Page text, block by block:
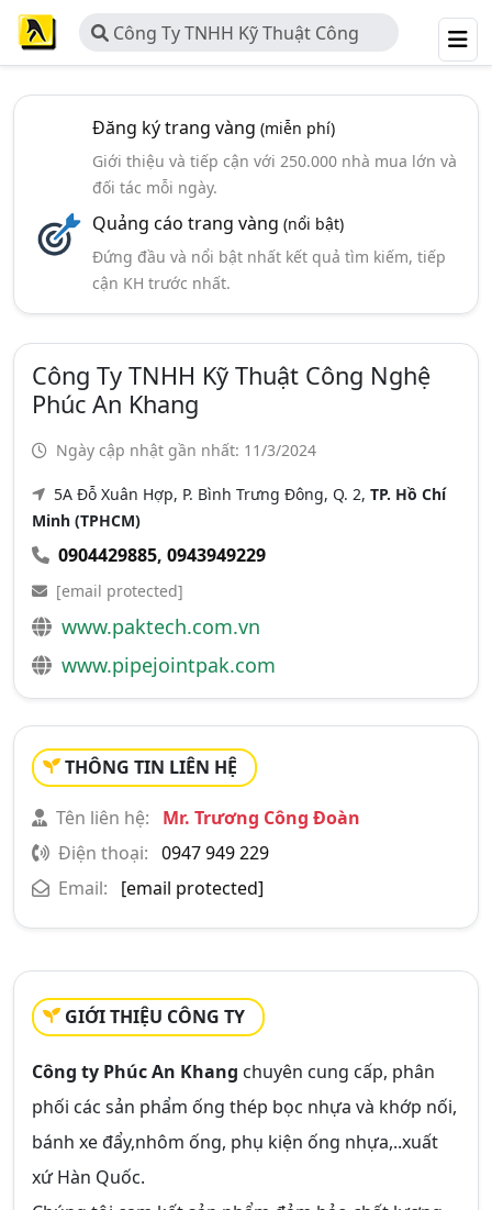
Công Ty TNHH Kỹ Thuật Công
Nghệ Phúc An Khang
Đăng ký trang vàng (miễn phí)
Giới thiệu và tiếp cận với 250.000 nhà mua lớn và
đối tác mỗi ngày.
Quảng cáo trang vàng (nổi bật)
Đứng đầu và nổi bật nhất kết quả tìm kiếm, tiếp
cận KH trước nhất.
Công Ty TNHH Kỹ Thuật Công Nghệ
Phúc An Khang
Ngày cập nhật gần nhất: 11/3/2024
5A Đỗ Xuân Hợp, P. Bình Trưng Đông, Q. 2, TP. Hồ Chí
Minh (TPHCM)
0904429885, 0943949229
[email protected]
www.paktech.com.vn
www.pipejointpak.com
THÔNG TIN LIÊN HỆ
Tên liên hệ:
Mr. Trương Công Đoàn
Điện thoại: 0947 949 229
Email:
[email protected]
GIỚI THIỆU CÔNG TY
Công ty Phúc An Khang chuyên cung cấp, phân
phối các sản phẩm ống thép bọc nhựa và khớp nối,
bánh xe đẩy,nhôm ống, phụ kiện ống nhựa,..xuất
xứ Hàn Quốc.